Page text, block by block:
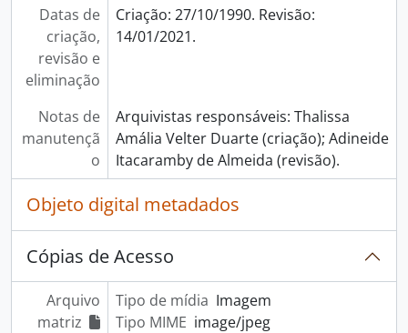
Datas de
criação,
revisão e
eliminação
Criação: 27/10/1990. Revisão:
14/01/2021.
Notas de
manutençã
o
Arquivistas responsáveis: Thalissa
Amália Velter Duarte (criação); Adineide
Itacaramby de Almeida (revisão).
Objeto digital metadados
Cópias de Acesso
Arquivo
matriz
Tipo de mídia Imagem
Tipo MIME image/jpeg